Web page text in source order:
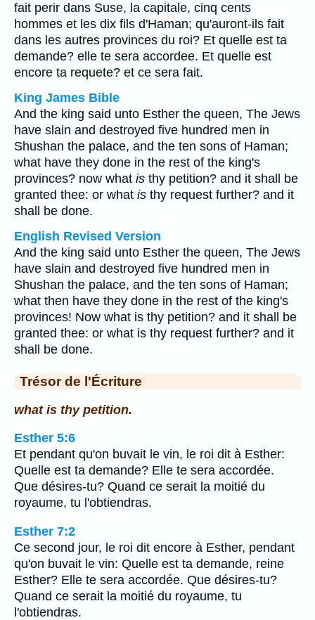
fait perir dans Suse, la capitale, cinq cents
hommes et les dix fils d'Haman; qu'auront-ils fait
dans les autres provinces du roi? Et quelle est ta
demande? elle te sera accordee. Et quelle est
encore ta requete? et ce sera fait.
King James Bible
And the king said unto Esther the queen, The Jews
have slain and destroyed five hundred men in
Shushan the palace, and the ten sons of Haman;
what have they done in the rest of the king's
provinces? now what is thy petition? and it shall be
granted thee: or what is thy request further? and it
shall be done.
English Revised Version
And the king said unto Esther the queen, The Jews
have slain and destroyed five hundred men in
Shushan the palace, and the ten sons of Haman;
what then have they done in the rest of the king's
provinces! Now what is thy petition? and it shall be
granted thee: or what is thy request further? and it
shall be done.
Trésor de l'Écriture
what is thy petition.
Esther 5:6
Et pendant qu'on buvait le vin, le roi dit à Esther:
Quelle est ta demande? Elle te sera accordée.
Que désires-tu? Quand ce serait la moitié du
royaume, tu l'obtiendras.
Esther 7:2
Ce second jour, le roi dit encore à Esther, pendant
qu'on buvait le vin: Quelle est ta demande, reine
Esther? Elle te sera accordée. Que désires-tu?
Quand ce serait la moitié du royaume, tu
l'obtiendras.